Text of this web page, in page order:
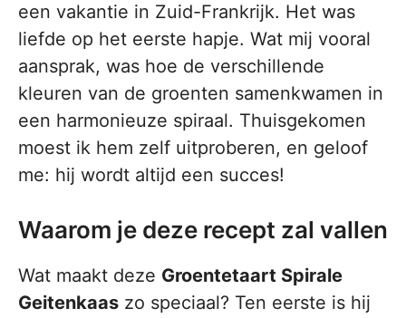
een vakantie in Zuid-Frankrijk. Het was
liefde op het eerste hapje. Wat mij vooral
aansprak, was hoe de verschillende
kleuren van de groenten samenkwamen in
een harmonieuze spiraal. Thuisgekomen
moest ik hem zelf uitproberen, en geloof
me: hij wordt altijd een succes!
Waarom je deze recept zal vallen
Wat maakt deze Groentetaart Spirale
Geitenkaas zo speciaal? Ten eerste is hij